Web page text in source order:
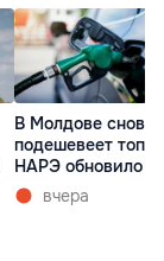
В Молдове снова
подешевеет
НАРЭ обновило
вчера